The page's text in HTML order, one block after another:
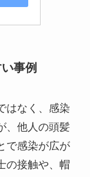
事例
はなく、感染
、他人の頭髪
で感染が広が
の接触や、帽